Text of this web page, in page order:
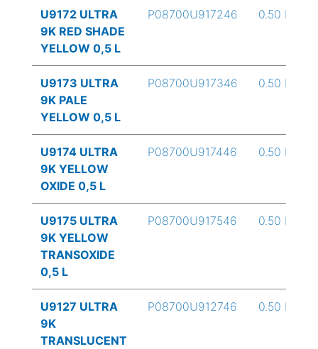
U9172 ULTRA
9K RED SHADE
YELLOW 0,5 L
P08700U917246 0.50 L
U9173 ULTRA
9K PALE
YELLOW 0,5 L
P08700U917346 0.50 L
U9174 ULTRA
9K YELLOW
OXIDE 0,5 L
P08700U917446 0.50 L
U9175 ULTRA
9K YELLOW
TRANSOXIDE
0,5 L
P08700U917546 0.50 L
U9127 ULTRA
9K
TRANSLUCENT
P08700U912746 0.50 L